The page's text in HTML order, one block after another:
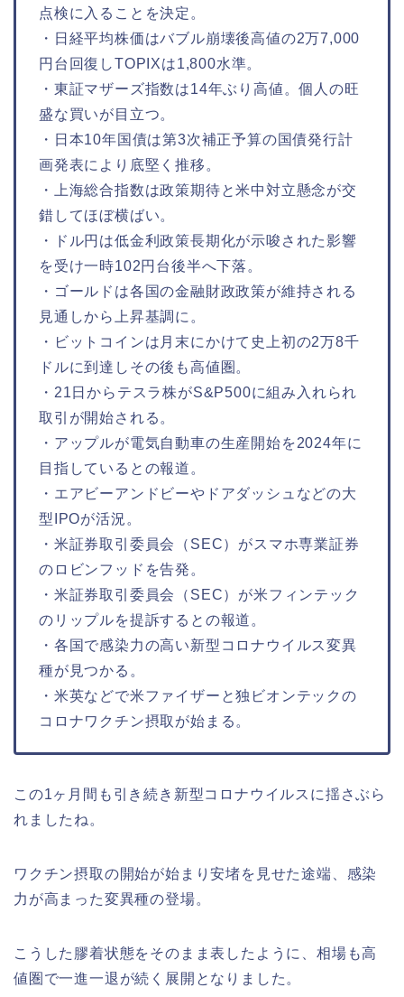
点検に入ることを決定。
・日経平均株価はバブル崩壊後高値の2万7,000
円台回復しTOPIXは1,800水準。
・東証マザーズ指数は14年ぶり高値。個人の旺
盛な買いが目立つ。
・日本10年国債は第3次補正予算の国債発行計
画発表により底堅く推移。
・上海総合指数は政策期待と米中対立懸念が交
錯してほぼ横ばい。
・ドル円は低金利政策長期化が示唆された影響
を受け一時102円台後半へ下落。
・ゴールドは各国の金融財政政策が維持される
見通しから上昇基調に。
・ビットコインは月末にかけて史上初の2万8千
ドルに到達しその後も高値圏。
・21日からテスラ株がS&P500に組み入れられ
取引が開始される。
・アップルが電気自動車の生産開始を2024年に
目指しているとの報道。
・エアビーアンドビーやドアダッシュなどの大
型IPOが活況。
・米証券取引委員会（SEC）がスマホ専業証券
のロビンフッドを告発。
・米証券取引委員会（SEC）が米フィンテック
のリップルを提訴するとの報道。
・各国で感染力の高い新型コロナウイルス変異
種が見つかる。
・米英などで米ファイザーと独ビオンテックの
コロナワクチン摂取が始まる。
この1ヶ月間も引き続き新型コロナウイルスに揺さぶら
れましたね。
ワクチン摂取の開始が始まり安堵を見せた途端、感染
力が高まった変異種の登場。
こうした膠着状態をそのまま表したように、相場も高
値圏で一進一退が続く展開となりました。